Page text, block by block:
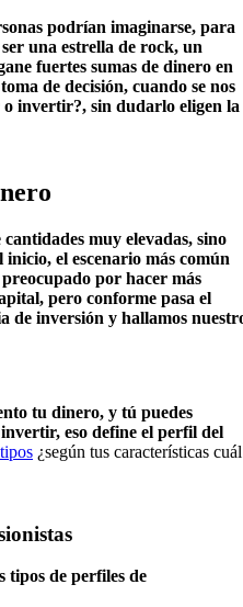
podrían imaginarse, para
una estrella de rock, un
fuertes sumas de dinero en
de decisión, cuando se nos
invertir?, sin dudarlo eligen la
muy elevadas, sino
el escenario más común
por hacer más
pero conforme pasa el
de inversión y hallamos
tu dinero, y tú puedes
eso define el perfil del
¿según tus características cuál
tipos de perfiles de